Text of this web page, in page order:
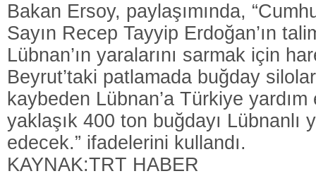
Bakan Ersoy, paylaşımında,
Sayın Recep Tayyip Erdoğan’ın
Lübnan’ın yaralarını sarmak için
Beyrut’taki patlamada buğday
kaybeden Lübnan’a Türkiye
yaklaşık 400 ton buğdayı Lübnanlı
edecek.” ifadelerini kullandı.
KAYNAK:TRT HABER